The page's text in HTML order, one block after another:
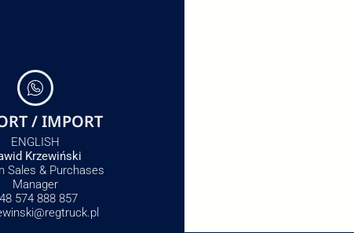
/ IMPORT
ENGLISH
Krzewiński
Sales & Purchases
Manager
574 888 857